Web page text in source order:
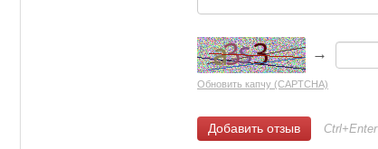
→
Обновить капчу (CAPTCHA)
Ctrl+Enter